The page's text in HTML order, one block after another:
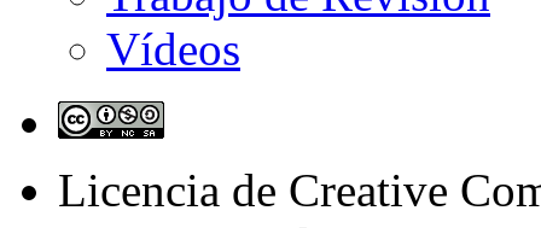
Vídeos
Licencia de Creative